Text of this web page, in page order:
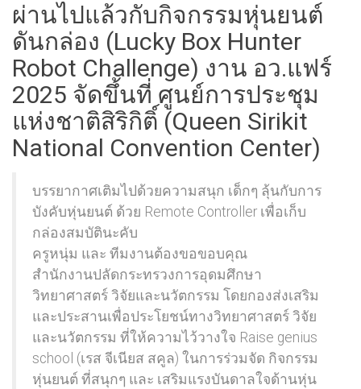
ผ่านไปแล้วกับกิจกรรมหุ่นยนต์
ดันกล่อง (Lucky Box Hunter
Robot Challenge) งาน อว.แฟร์
2025 จัดขึ้นที่ ศูนย์การประชุม
แห่งชาติสิริกิติ์ (Queen Sirikit
National Convention Center)
บรรยากาศเติมไปด้วยความสนุก เด็กๆ ลุ้นกับการ
บังคับหุ่นยนต์ ด้วย Remote Controller เพื่อเก็บ
กล่องสมบัตินะคับ
ครูหนุ่ม และ ทีมงานต้องขอขอบคุณ
สำนักงานปลัดกระทรวงการอุดมศึกษา
วิทยาศาสตร์ วิจัยและนวัตกรรม โดยกองส่งเสริม
และประสานเพื่อประโยชน์ทางวิทยาศาสตร์ วิจัย
และนวัตกรรม ที่ให้ความไว้วางใจ Raise genius
school (เรส จีเนียส สคูล) ในการร่วมจัด กิจกรรม
หุ่นยนต์ ที่สนุกๆ และ เสริมแรงบันดาลใจด้านหุ่น